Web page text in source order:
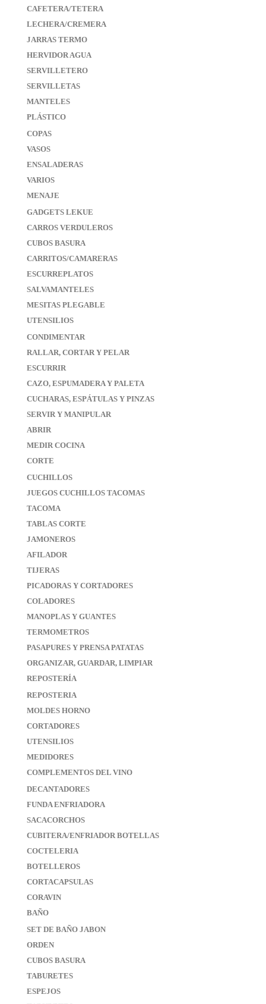
CAFETERA/TETERA
LECHERA/CREMERA
JARRAS TERMO
HERVIDOR AGUA
SERVILLETERO
SERVILLETAS
MANTELES
PLÁSTICO
COPAS
VASOS
ENSALADERAS
VARIOS
MENAJE
GADGETS LEKUE
CARROS VERDULEROS
CUBOS BASURA
CARRITOS/CAMARERAS
ESCURREPLATOS
SALVAMANTELES
MESITAS PLEGABLE
UTENSILIOS
CONDIMENTAR
RALLAR, CORTAR Y PELAR
ESCURRIR
CAZO, ESPUMADERA Y PALETA
CUCHARAS, ESPÁTULAS Y PINZAS
SERVIR Y MANIPULAR
ABRIR
MEDIR COCINA
CORTE
CUCHILLOS
JUEGOS CUCHILLOS TACOMAS
TACOMA
TABLAS CORTE
JAMONEROS
AFILADOR
TIJERAS
PICADORAS Y CORTADORES
COLADORES
MANOPLAS Y GUANTES
TERMOMETROS
PASAPURES Y PRENSA PATATAS
ORGANIZAR, GUARDAR, LIMPIAR
REPOSTERÍA
REPOSTERIA
MOLDES HORNO
CORTADORES
UTENSILIOS
MEDIDORES
COMPLEMENTOS DEL VINO
DECANTADORES
FUNDA ENFRIADORA
SACACORCHOS
CUBITERA/ENFRIADOR BOTELLAS
COCTELERIA
BOTELLEROS
CORTACAPSULAS
CORAVIN
BAÑO
SET DE BAÑO JABON
ORDEN
CUBOS BASURA
TABURETES
ESPEJOS